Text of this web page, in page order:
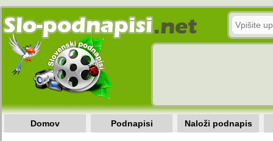
Domov Podnapisi Naloži podnapis